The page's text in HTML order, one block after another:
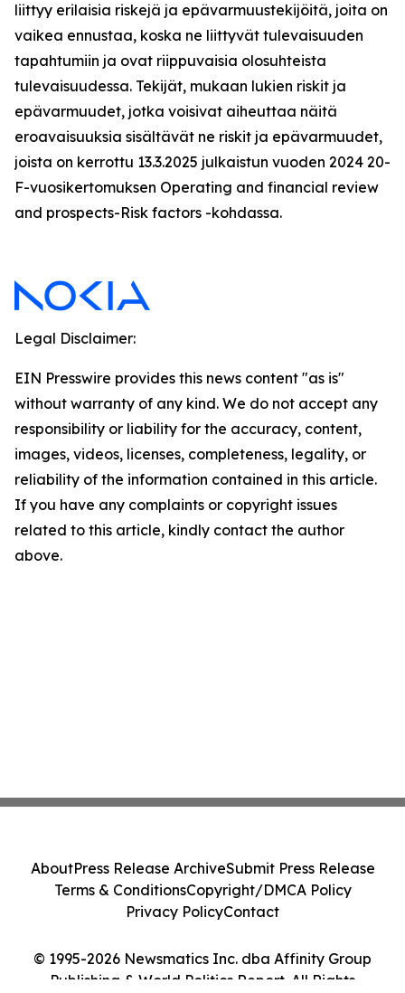
liittyy erilaisia riskejä ja epävarmuustekijöitä, joita on
vaikea ennustaa, koska ne liittyvät tulevaisuuden
tapahtumiin ja ovat riippuvaisia olosuhteista
tulevaisuudessa. Tekijät, mukaan lukien riskit ja
epävarmuudet, jotka voisivat aiheuttaa näitä
eroavaisuuksia sisältävät ne riskit ja epävarmuudet,
joista on kerrottu 13.3.2025 julkaistun vuoden 2024 20-
F-vuosikertomuksen Operating and financial review
and prospects-Risk factors -kohdassa.
Legal Disclaimer:
EIN Presswire provides this news content "as is"
without warranty of any kind. We do not accept any
responsibility or liability for the accuracy, content,
images, videos, licenses, completeness, legality, or
reliability of the information contained in this article.
If you have any complaints or copyright issues
related to this article, kindly contact the author
above.
© 1995-2026 Newsmatics Inc. dba Affinity Group
Publishing & World Politics Report. All Rights
AboutPress Release ArchiveSubmit Press Release
Terms & ConditionsCopyright/DMCA Policy
Privacy PolicyContact